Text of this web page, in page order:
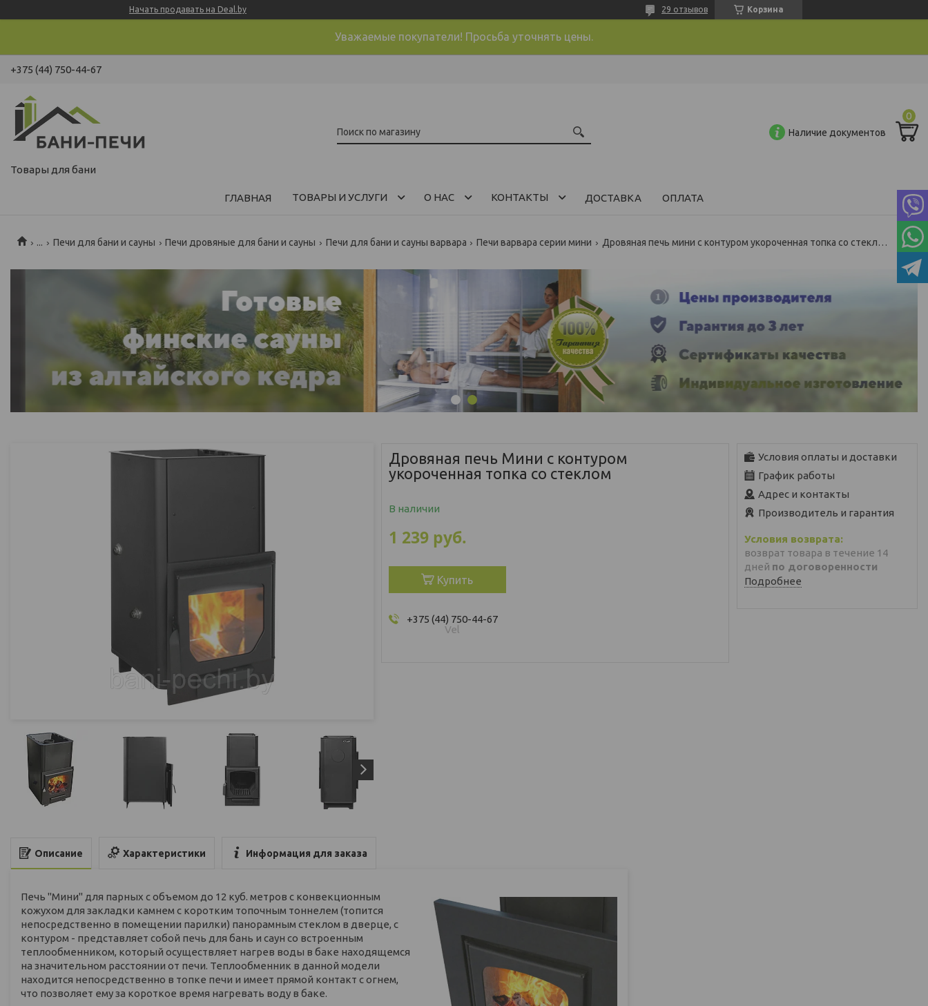
Начать продавать на Deal.by Корзина
29 отзывов
Уважаемые покупатели! Просьба уточнять цены.
+375 (44) 750-44-67
Товары для бани
Наличие документов
ГЛАВНАЯ ТОВАРЫ И УСЛУГИ О НАС КОНТАКТЫ ДОСТАВКА ОПЛАТА
... Печи для бани и сауны Печи дровяные для бани и сауны Печи для бани и сауны варвара Печи варвара серии мини Дровяная печь мини с контуром укороченная топка со стеклом
Дровяная печь Мини с контуром
укороченная топка со стеклом
В наличии
1 239 руб.
Купить
+375 (44) 750-44-67
Vel
Условия оплаты и доставки
График работы
Адрес и контакты
Производитель и гарантия
возврат товара в течение 14
дней по договоренности
Подробнее
Описание Характеристики Информация для заказа
Печь "Мини" для парных с объемом до 12 куб. метров с конвекционным
кожухом для закладки камнем с коротким топочным тоннелем (топится
непосредственно в помещении парилки) панорамным стеклом в дверце, с
контуром - представляет собой печь для бань и саун со встроенным
теплообменником, который осуществляет нагрев воды в баке находящемся
на значительном расстоянии от печи. Теплообменник в данной модели
находится непосредственно в топке печи и имеет прямой контакт с огнем,
что позволяет ему за короткое время нагревать воду в баке.